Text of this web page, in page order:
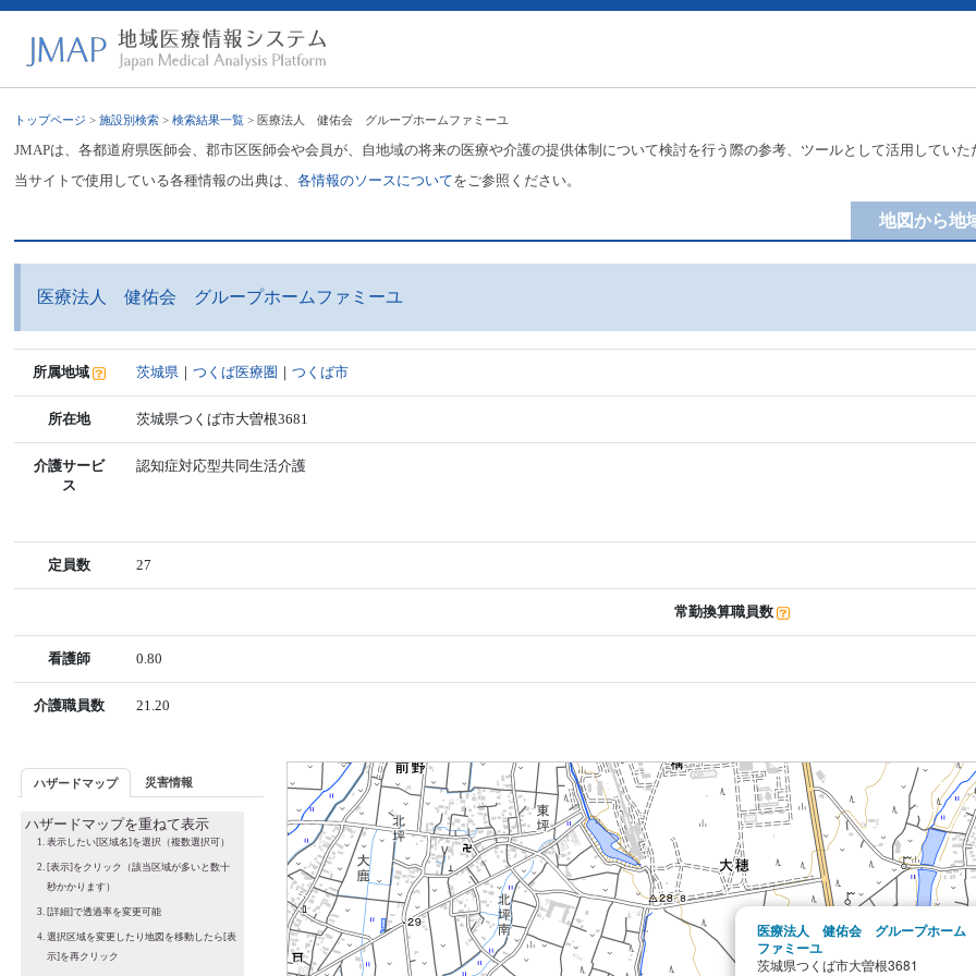
トップページ >施設別検索 >検索結果一覧 > 医療法人 健佑会 グループホームファミーユ
JMAPは、各都道府県医師会、郡市区医師会や会員が、自地域の将来の医療や介護の提供体制について検討を行う際の参考、ツールとして活用してい
当サイトで使用している各種情報の出典は、各情報のソースについてをご参照ください。
地図から地
医療法人 健佑会 グループホームファミーユ
所属地域 茨城県 ｜つくば医療圏 ｜つくば市
所在地 茨城県つくば市大曽根3681
介護サービ
ス
認知症対応型共同生活介護
定員数 27
常勤換算職員数
看護師 0.80
介護職員数 21.20
ハザードマップ 災害情報
ハザードマップを重ねて表示
表示したい[区域名]を選択（複数選択可）
[表示]をクリック（該当区域が多いと数十
秒かかります）
[詳細]で透過率を変更可能
選択区域を変更したり地図を移動したら[表
示]を再クリック
医療法人 健佑会 グループホーム
ファミーユ
茨城県つくば市大曽根3681